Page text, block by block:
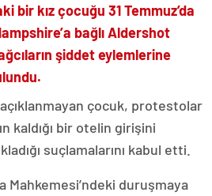
bir kız çocuğu 31 Temmuz’da
bağlı Aldershot
şiddet eylemlerine
çocuk, protestolar
kaldığı bir otelin girişini
suçlamalarını kabul etti.
Mahkemesi’ndeki duruşmaya